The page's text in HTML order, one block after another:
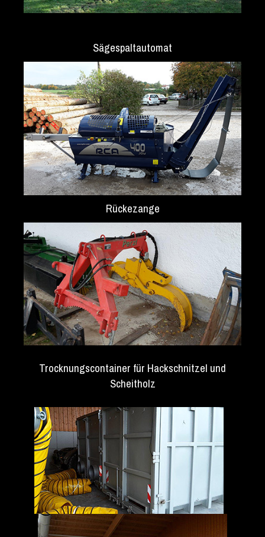
Sägespaltautomat
Rückezange
Trocknungscontainer für Hackschnitzel und
Scheitholz